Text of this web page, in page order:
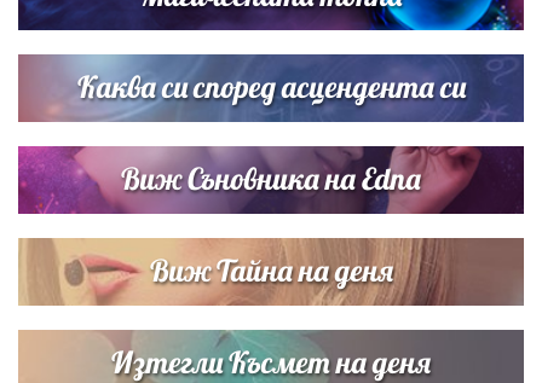
Списъкът е ясен: Джей Ло и Риана във ВИП гостите на
сватбата на Роналдо
Каква си според асцендента си
Виж Съновника на Edna
Виж Тайна на деня
Изтегли Късмет на деня